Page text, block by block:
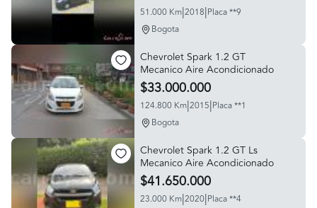
51.000 Km|2018|Placa **9
Bogota
Chevrolet Spark 1.2 GT
Mecanico Aire Acondicionado
$33.000.000
124.800 Km|2015|Placa **1
Bogota
Chevrolet Spark 1.2 GT Ls
Mecanico Aire Acondicionado
$41.650.000
23.000 Km|2020|Placa **4